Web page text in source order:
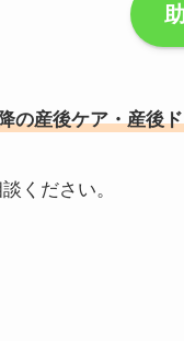
の産後ケア・産後
ください。